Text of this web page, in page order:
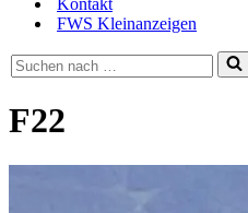
Kontakt
FWS Kleinanzeigen
Suchen
nach …
F22